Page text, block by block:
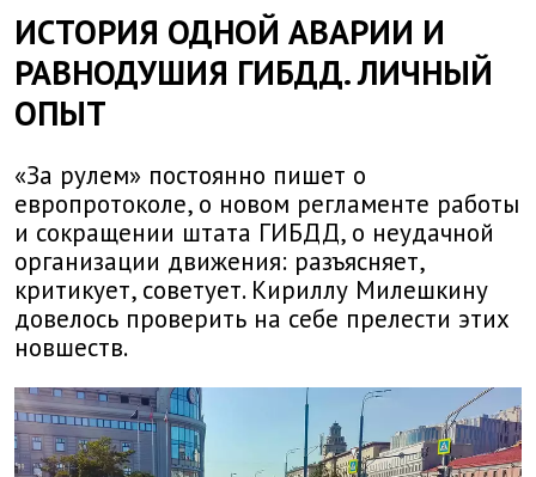
ИСТОРИЯ ОДНОЙ АВАРИИ И
РАВНОДУШИЯ ГИБДД. ЛИЧНЫЙ
ОПЫТ
«За рулем» постоянно пишет о
европротоколе, о новом регламенте работы
и сокращении штата ГИБДД, о неудачной
организации движения: разъясняет,
критикует, советует. Кириллу Милешкину
довелось проверить на себе прелести этих
новшеств.